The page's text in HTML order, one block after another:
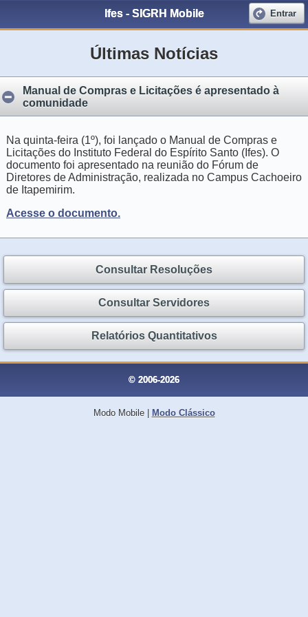
Ifes - SIGRH Mobile Entrar
Últimas Notícias
Manual de Compras e Licitações é apresentado à
comunidade
Na quinta-feira (1º), foi lançado o Manual de Compras e
Licitações do Instituto Federal do Espírito Santo (Ifes). O
documento foi apresentado na reunião do Fórum de
Diretores de Administração, realizada no Campus Cachoeiro
de Itapemirim.
Acesse o documento.
Consultar Resoluções
Consultar Servidores
Relatórios Quantitativos
© 2006-2026
Modo Mobile| Modo Clássico